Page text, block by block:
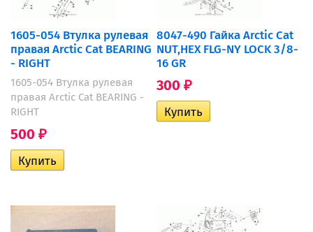
1605-054 Втулка рулевая
правая Arctic Cat BEARING
- RIGHT
1605-054 Втулка рулевая
правая Arctic Cat BEARING -
RIGHT
500 ₽
8047-490 Гайка Arctic Cat
NUT,HEX FLG-NY LOCK 3/8-
16 GR
300 ₽